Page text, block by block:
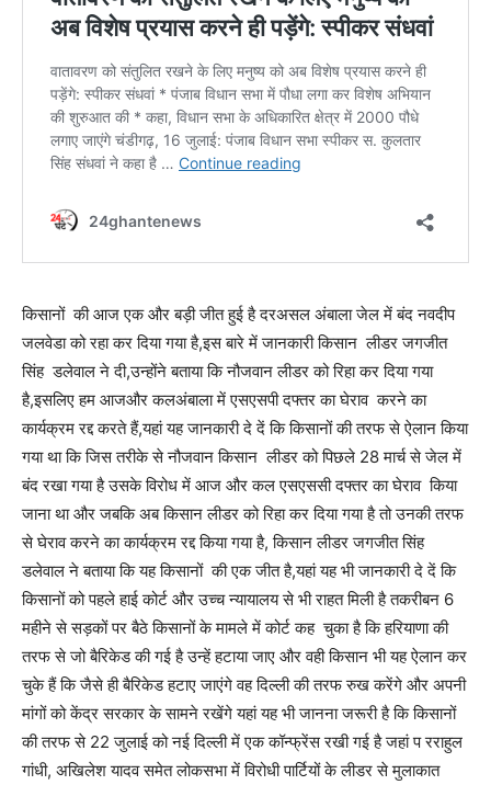
किसानों की आज एक और बड़ी जीत हुई है दरअसल अंबाला जेल में बंद नवदीप
जलवेडा को रहा कर दिया गया है,इस बारे में जानकारी किसान लीडर जगजीत
सिंह डलेवाल ने दी,उन्होंने बताया कि नौजवान लीडर को रिहा कर दिया गया
है,इसलिए हम आजऔर कलअंबाला में एसएसपी दफ्तर का घेराव करने का
कार्यक्रम रद्द करते हैं,यहां यह जानकारी दे दें कि किसानों की तरफ से ऐलान किया
गया था कि जिस तरीके से नौजवान किसान लीडर को पिछले 28 मार्च से जेल में
बंद रखा गया है उसके विरोध में आज और कल एसएससी दफ्तर का घेराव किया
जाना था और जबकि अब किसान लीडर को रिहा कर दिया गया है तो उनकी तरफ
से घेराव करने का कार्यक्रम रद्द किया गया है, किसान लीडर जगजीत सिंह
डलेवाल ने बताया कि यह किसानों की एक जीत है,यहां यह भी जानकारी दे दें कि
किसानों को पहले हाई कोर्ट और उच्च न्यायालय से भी राहत मिली है तकरीबन 6
महीने से सड़कों पर बैठे किसानों के मामले में कोर्ट कह चुका है कि हरियाणा की
तरफ से जो बैरिकेड की गई है उन्हें हटाया जाए और वही किसान भी यह ऐलान कर
चुके हैं कि जैसे ही बैरिकेड हटाए जाएंगे वह दिल्ली की तरफ रुख करेंगे और अपनी
मांगों को केंद्र सरकार के सामने रखेंगे यहां यह भी जानना जरूरी है कि किसानों
की तरफ से 22 जुलाई को नई दिल्ली में एक कॉन्फ्रेंस रखी गई है जहां प रराहुल
गांधी, अखिलेश यादव समेत लोकसभा में विरोधी पार्टियों के लीडर से मुलाकात